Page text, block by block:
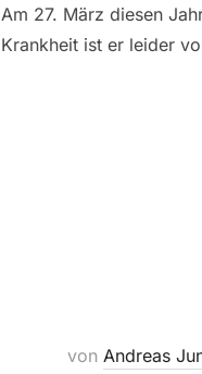
Am 27. März diesen
Krankheit ist er leider
von Andreas